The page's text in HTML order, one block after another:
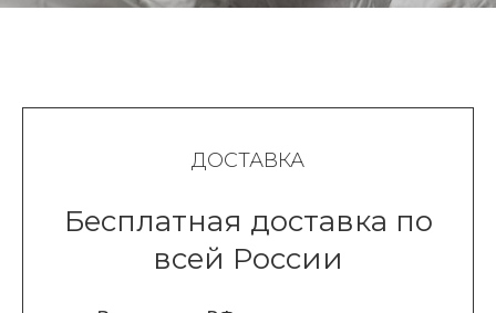
ДОСТАВКА
Бесплатная доставка по
всей России